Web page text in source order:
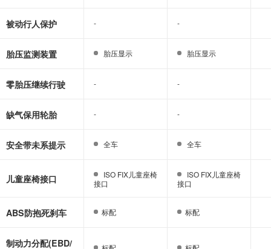
被动行人保护 - -
胎压监测装置 胎压显示 胎压显示
零胎压继续行驶 - -
缺气保用轮胎 - -
安全带未系提示 全车 全车
儿童座椅接口
ISO FIX儿童座椅
接口
ISO FIX儿童座椅
接口
ABS防抱死刹车 标配 标配
制动力分配(EBD/
- -
胎压显示 胎压显示
- -
- -
全车 全车
ISO FIX儿童座椅
接口
ISO FIX儿童座椅
接口
标配 标配